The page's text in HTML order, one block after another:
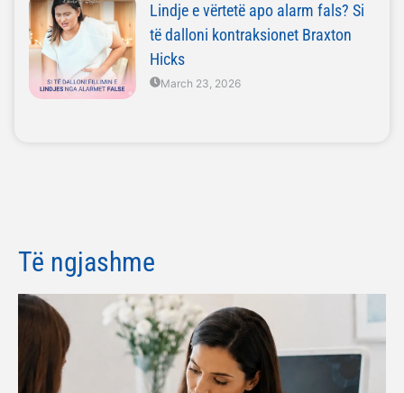
Lindje e vërtetë apo alarm fals? Si
të dalloni kontraksionet Braxton
Hicks
March 23, 2026
Të ngjashme